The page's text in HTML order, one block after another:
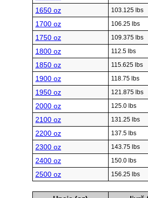
1650 oz 103.125 lbs
1700 oz 106.25 lbs
1750 oz 109.375 lbs
1800 oz 112.5 lbs
1850 oz 115.625 lbs
1900 oz 118.75 lbs
1950 oz 121.875 lbs
2000 oz 125.0 lbs
2100 oz 131.25 lbs
2200 oz 137.5 lbs
2300 oz 143.75 lbs
2400 oz 150.0 lbs
2500 oz 156.25 lbs